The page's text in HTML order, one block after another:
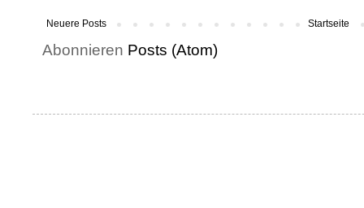
Neuere Posts Startseite
Abonnieren Posts (Atom)